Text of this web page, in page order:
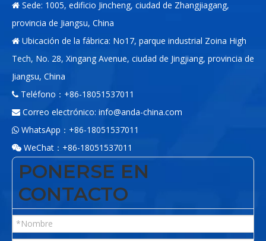
 Sede: 1005, edificio Jincheng, ciudad de Zhangjiagang,
provincia de Jiangsu, China
 Ubicación de la fábrica: No17, parque industrial Zoina High
Tech, No. 28, Xingang Avenue, ciudad de Jingjiang, provincia de
Jiangsu, China
 Teléfono：+86-18051537011
 Correo electrónico: info@anda-china.com
 WhatsApp：+86-18051537011
 WeChat：+86-18051537011
PONERSE EN
CONTACTO